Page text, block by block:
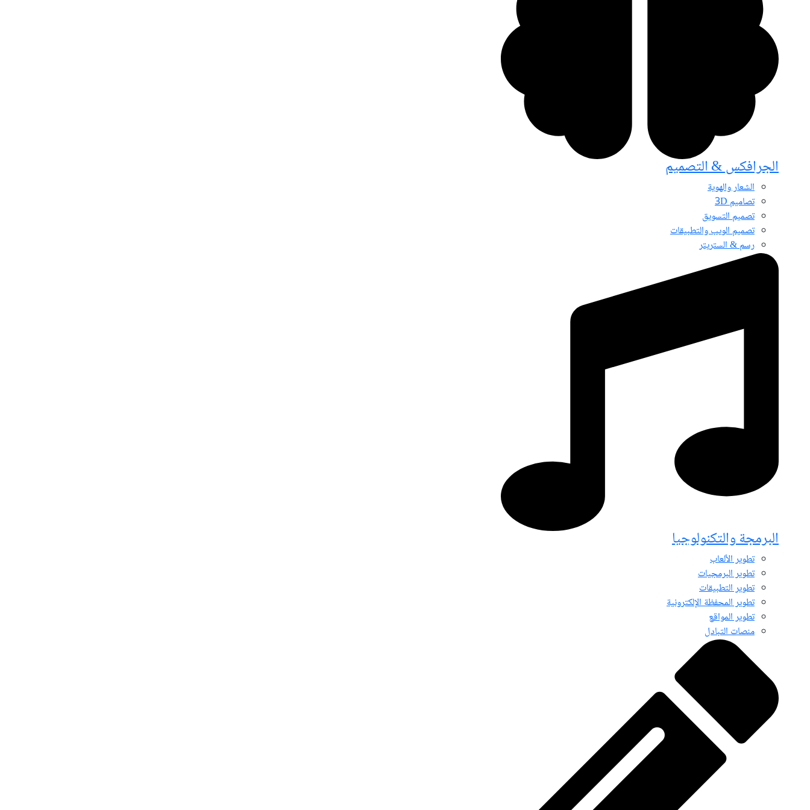
الجرافكس & التصميم
الشعار والهوية
تصاميم 3D
تصميم التسويق
تصميم الويب والتطبيقات
رسم & الستريتر
البرمجة والتكنولوجيا
تطوير الألعاب
تطوير البرمجيات
تطوير التطبيقات
تطوير المحفظة الإلكترونية
تطوير المواقع
منصات التبادل